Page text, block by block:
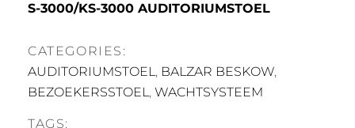
S-3000/KS-3000 AUDITORIUMSTOEL
CATEGORIES:
AUDITORIUMSTOEL, BALZAR BESKOW,
BEZOEKERSSTOEL, WACHTSYSTEEM
TAGS: